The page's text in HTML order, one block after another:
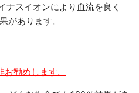
ナスイオンにより血流を良く
があります。
勧めします。